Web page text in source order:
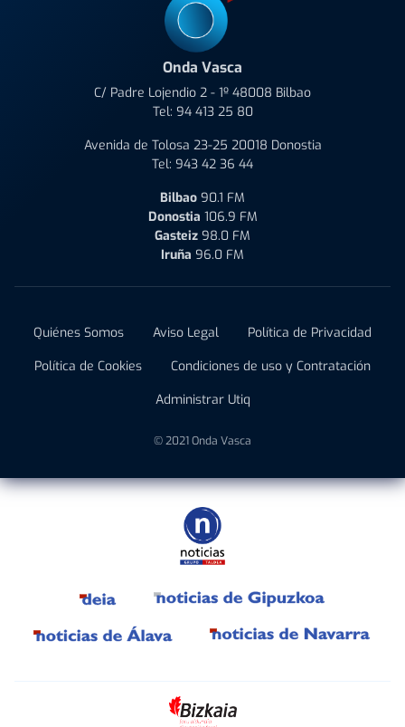
Onda Vasca
C/ Padre Lojendio 2 - 1º 48008 Bilbao
Tel: 94 413 25 80
Avenida de Tolosa 23-25 20018 Donostia
Tel: 943 42 36 44
Bilbao 90.1 FM
Donostia 106.9 FM
Gasteiz 98.0 FM
Iruña 96.0 FM
Quiénes Somos Aviso Legal
Política de Privacidad
Política de Cookies
Condiciones de uso y Contratación
Administrar Utiq
© 2021 Onda Vasca